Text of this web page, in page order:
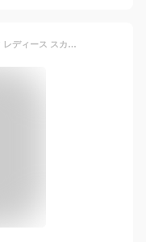
[アッドルージュ] 家庭で洗える スーツ レディース スカートスーツ ロング丈 Aライン フレア テーラードジャケット 大きいサイズ 小さいサイズ 通勤 オフィス【j5037-long】 13号ABRブラック